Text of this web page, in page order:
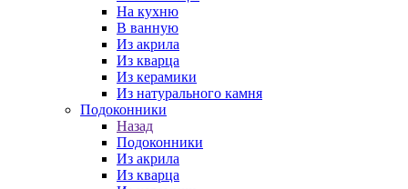
На кухню
В ванную
Из акрила
Из кварца
Из керамики
Из натурального камня
Подоконники
Назад
Подоконники
Из акрила
Из кварца